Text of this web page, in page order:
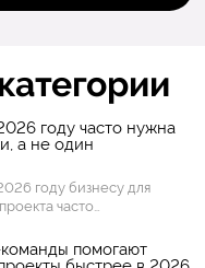
году часто нужна
а не один
году бизнесу для
часто
при работе с одним
помогают